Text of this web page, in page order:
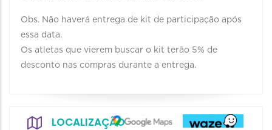
Obs. Não haverá entrega de kit de participação após
essa data.
Os atletas que vierem buscar o kit terão 5% de
desconto nas compras durante a entrega.
LOCALIZAÇÃO